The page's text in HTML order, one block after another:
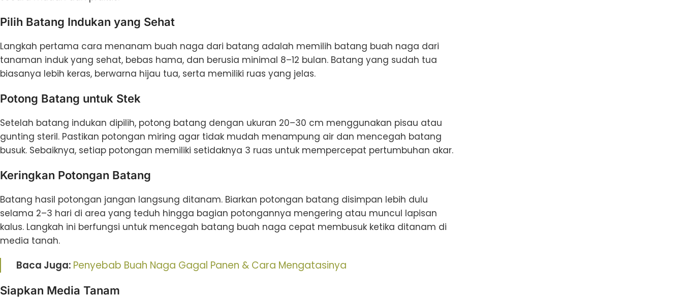
Pilih Batang Indukan yang Sehat
Langkah pertama cara menanam buah naga dari batang adalah memilih batang buah naga dari
tanaman induk yang sehat, bebas hama, dan berusia minimal 8–12 bulan. Batang yang sudah tua
biasanya lebih keras, berwarna hijau tua, serta memiliki ruas yang jelas.
Potong Batang untuk Stek
Setelah batang indukan dipilih, potong batang dengan ukuran 20–30 cm menggunakan pisau atau
gunting steril. Pastikan potongan miring agar tidak mudah menampung air dan mencegah batang
busuk. Sebaiknya, setiap potongan memiliki setidaknya 3 ruas untuk mempercepat pertumbuhan akar.
Keringkan Potongan Batang
Batang hasil potongan jangan langsung ditanam. Biarkan potongan batang disimpan lebih dulu
selama 2–3 hari di area yang teduh hingga bagian potongannya mengering atau muncul lapisan
kalus. Langkah ini berfungsi untuk mencegah batang buah naga cepat membusuk ketika ditanam di
media tanah.
Baca Juga: Penyebab Buah Naga Gagal Panen & Cara Mengatasinya
Siapkan Media Tanam